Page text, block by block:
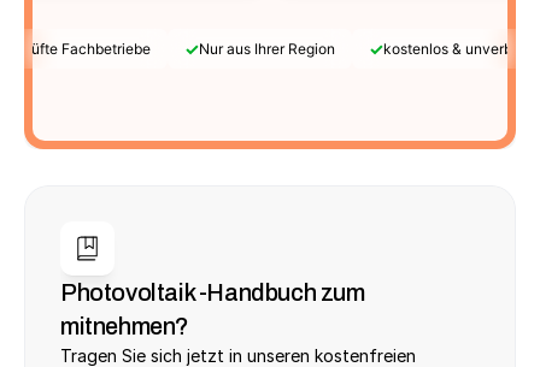
Fachbetriebe ✓Nur aus Ihrer Region ✓kostenlos &
Photovoltaik -Handbuch zum
mitnehmen?
Tragen Sie sich jetzt in unseren kostenfreien